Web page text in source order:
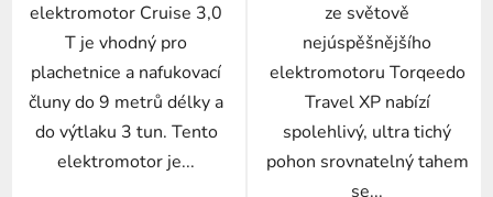
elektromotor Cruise 3,0
T je vhodný pro
plachetnice a nafukovací
čluny do 9 metrů délky a
do výtlaku 3 tun. Tento
elektromotor je...
ze světově
nejúspěšnějšího
elektromotoru Torqeedo
Travel XP nabízí
spolehlivý, ultra tichý
pohon srovnatelný tahem
se...